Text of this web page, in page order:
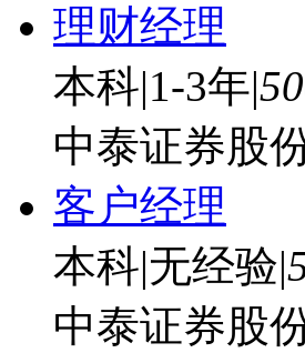
理财经理
本科|1-3年|
中泰证券股
客户经理
本科|无经验|
中泰证券股